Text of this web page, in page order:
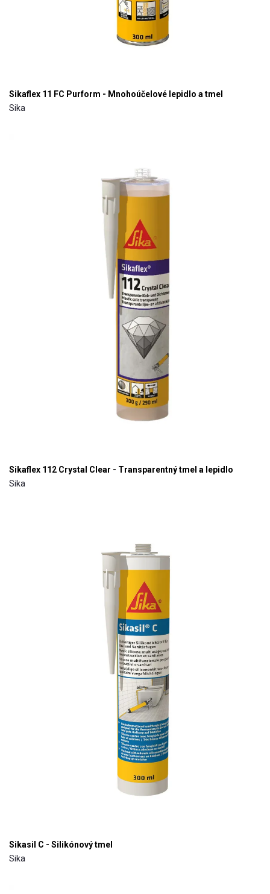
Sikaflex 11 FC Purform - Mnohoúčelové lepidlo a tmel
Sika
Sikaflex 112 Crystal Clear - Transparentný tmel a lepidlo
Sika
Sikasil C - Silikónový tmel
Sika